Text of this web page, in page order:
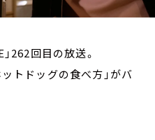
」262回目の放送。
トドッグの食べ方」がバ